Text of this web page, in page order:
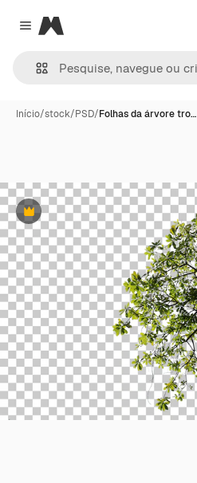
Close menu
Magnific
Início/stock/PSD/Folhas da árvore tro…
Premium